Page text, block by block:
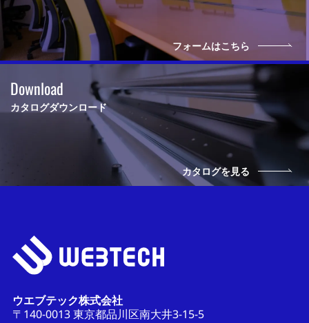
フォームはこちら
Download
カタログダウンロード
カタログを見る
ウエブテック株式会社
〒140-0013 東京都品川区南大井3-15-5